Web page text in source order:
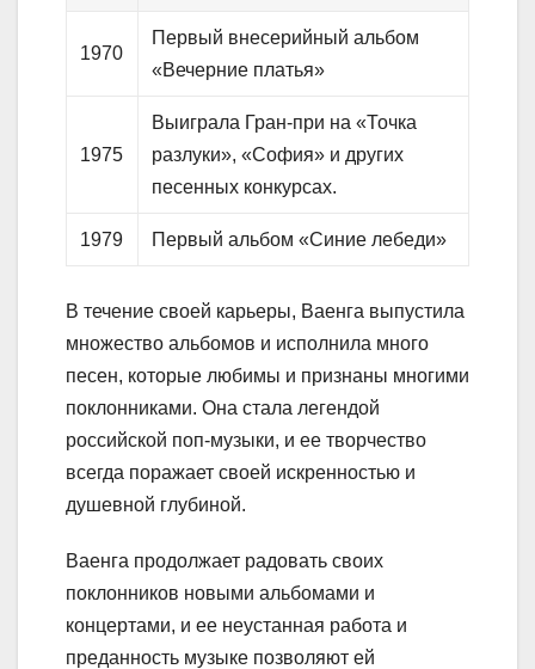
1970
Первый внесерийный альбом
«Вечерние платья»
1975
Выиграла Гран-при на «Точка
разлуки», «София» и других
песенных конкурсах.
1979 Первый альбом «Синие лебеди»
В течение своей карьеры, Ваенга выпустила
множество альбомов и исполнила много
песен, которые любимы и признаны многими
поклонниками. Она стала легендой
российской поп-музыки, и ее творчество
всегда поражает своей искренностью и
душевной глубиной.
Ваенга продолжает радовать своих
поклонников новыми альбомами и
концертами, и ее неустанная работа и
преданность музыке позволяют ей